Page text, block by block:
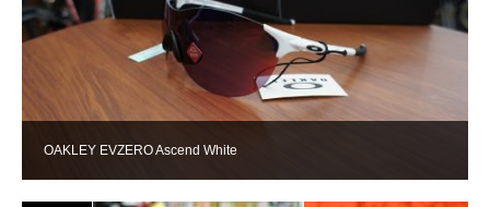
OAKLEY EVZERO Ascend White